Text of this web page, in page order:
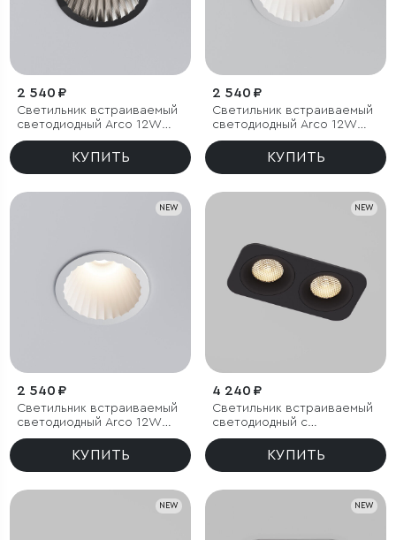
2 540 ₽
Светильник встраиваемый
светодиодный Arco 12W
4000K черный жемчуг IP44
КУПИТЬ
2 540 ₽
Светильник встраиваемый
светодиодный Arco 12W
4000K белый IP44
КУПИТЬ
NEW
2 540 ₽
Светильник встраиваемый
светодиодный Arco 12W
3000K белый IP44
КУПИТЬ
NEW
4 240 ₽
Светильник встраиваемый
светодиодный с
антибликовой решеткой
Tetro 20W 3000K черный
КУПИТЬ
NEW NEW